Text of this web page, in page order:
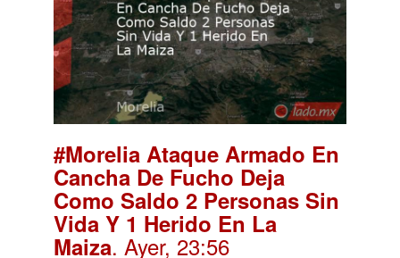
#Morelia Ataque Armado En
Cancha De Fucho Deja
Como Saldo 2 Personas Sin
Vida Y 1 Herido En La
Maiza. Ayer, 23:56